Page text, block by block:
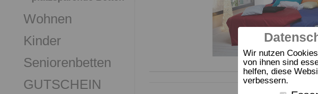
Wir nutzen
von ihnen sind
helfen, diese
verbessern.
Wohnen
Kinder
Seniorenbetten
GUTSCHEIN